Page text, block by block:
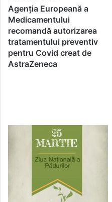
Agenția Europeană a
Medicamentului
recomandă autorizarea
tratamentului preventiv
pentru Covid creat de
AstraZeneca